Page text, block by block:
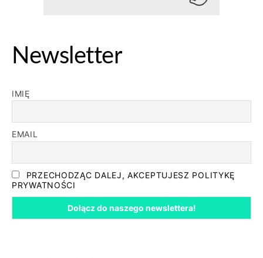
Newsletter
IMIĘ
EMAIL
PRZECHODZĄC DALEJ, AKCEPTUJESZ POLITYKĘ
PRYWATNOŚCI